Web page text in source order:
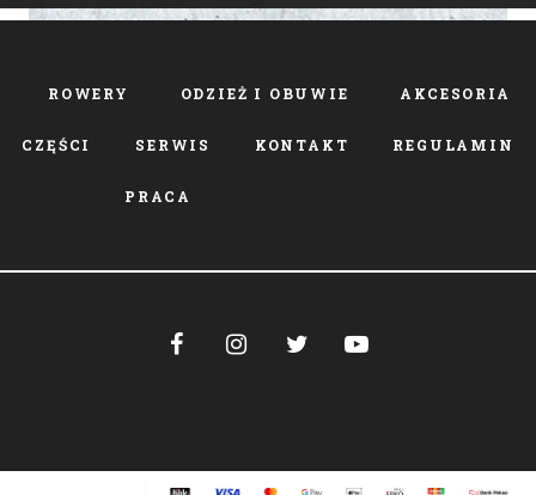
ROWERY ODZIEŻ I OBUWIE AKCESORIA
CZĘŚCI SERWIS KONTAKT REGULAMIN
PRACA
   